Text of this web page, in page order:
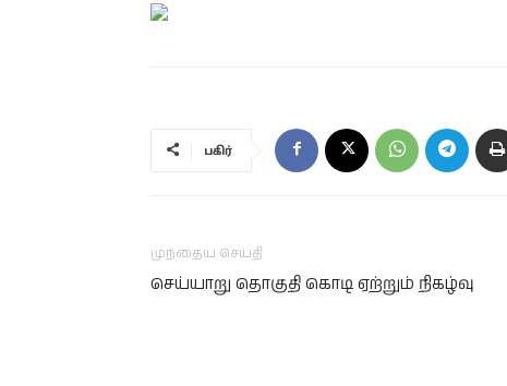
பகிர்
முந்தைய செய்தி
செய்யாறு தொகுதி கொடி ஏற்றும் நிகழ்வு